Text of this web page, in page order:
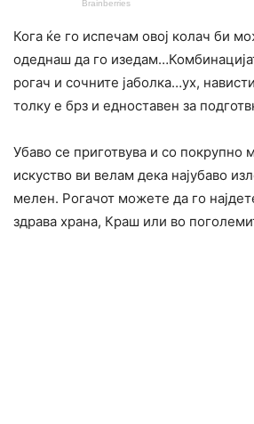
Кога ќе го испечам овој колач би
одеднаш да го
рогач и сочните јаболка…ух,
толку е брз и едноставен за
Убаво се приготвува и со покрупно
искуство ви велам дека најубаво
мелен. Рогачот можете да го
здрава храна, Краш или во